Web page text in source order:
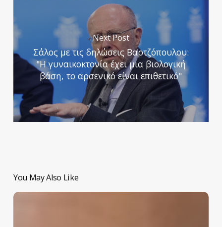
Next Post
Σάλος με τις δηλώσεις Βαρτζόπουλου:
"Η γυναικοκτονία έχει μια βιολογική
βάση, το αρσενικό είναι επιθετικό"
You May Also Like